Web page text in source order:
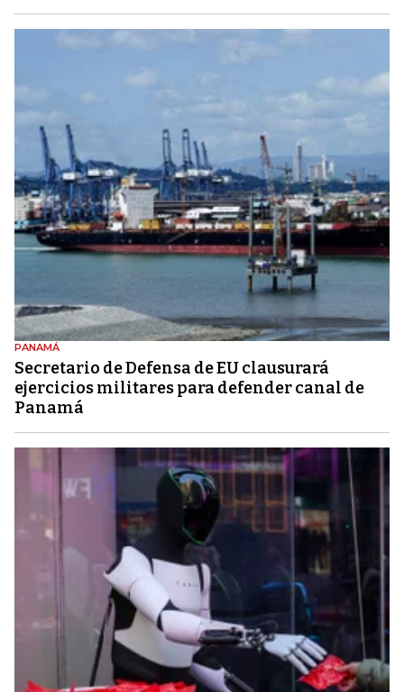
PANAMÁ
Secretario de Defensa de EU clausurará
ejercicios militares para defender canal de
Panamá